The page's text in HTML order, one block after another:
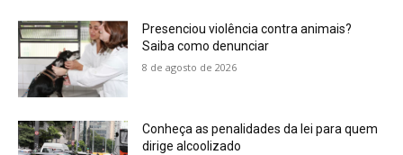
Presenciou violência contra animais?
Saiba como denunciar
8 de agosto de 2026
Conheça as penalidades da lei para quem
dirige alcoolizado